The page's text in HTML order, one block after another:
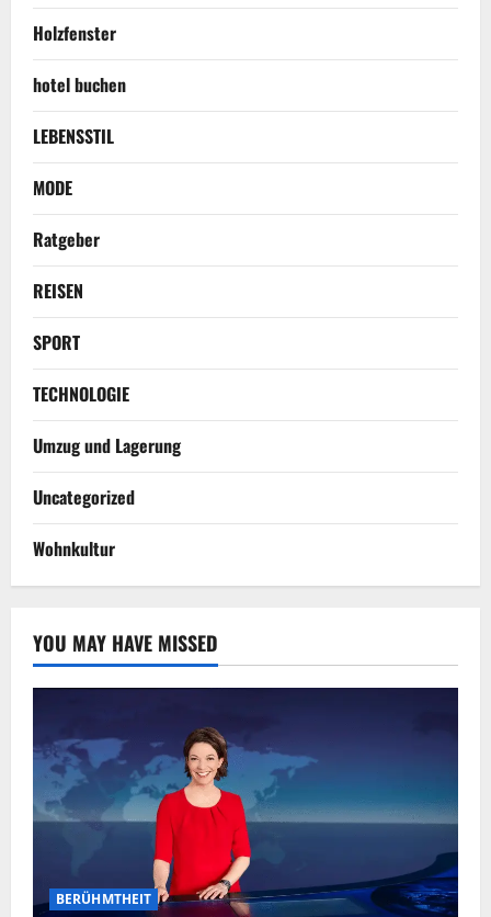
Holzfenster
hotel buchen
LEBENSSTIL
MODE
Ratgeber
REISEN
SPORT
TECHNOLOGIE
Umzug und Lagerung
Uncategorized
Wohnkultur
YOU MAY HAVE MISSED
BERÜHMTHEIT